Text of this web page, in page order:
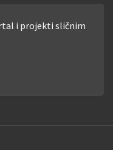
i projekti sličnim